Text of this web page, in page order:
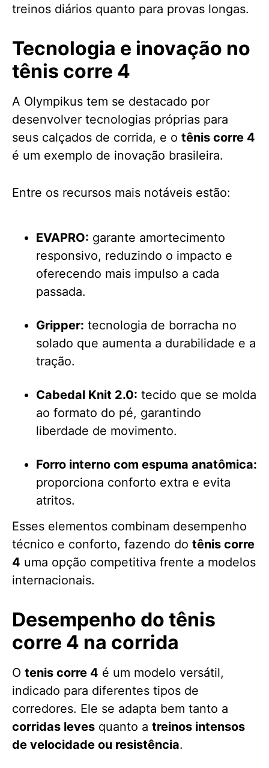
treinos diários quanto para provas longas.
Tecnologia e inovação no
tênis corre 4
A Olympikus tem se destacado por
desenvolver tecnologias próprias para
seus calçados de corrida, e o tênis corre 4
é um exemplo de inovação brasileira.
Entre os recursos mais notáveis estão:
EVAPRO: garante amortecimento
responsivo, reduzindo o impacto e
oferecendo mais impulso a cada
passada.
Gripper: tecnologia de borracha no
solado que aumenta a durabilidade e a
tração.
Cabedal Knit 2.0: tecido que se molda
ao formato do pé, garantindo
liberdade de movimento.
Forro interno com espuma anatômica:
proporciona conforto extra e evita
atritos.
Esses elementos combinam desempenho
técnico e conforto, fazendo do tênis corre
4 uma opção competitiva frente a modelos
internacionais.
Desempenho do tênis
corre 4 na corrida
O tenis corre 4 é um modelo versátil,
indicado para diferentes tipos de
corredores. Ele se adapta bem tanto a
corridas leves quanto a treinos intensos
de velocidade ou resistência.